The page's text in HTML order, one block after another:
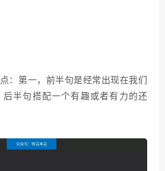
：第一，前半句是经常出现在我们
后半句搭配一个有趣或者有力的还